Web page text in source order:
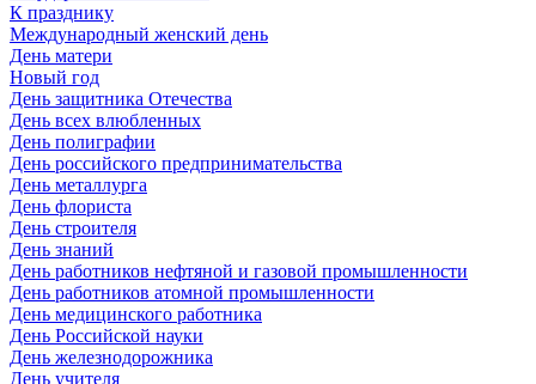
К празднику
Международный женский день
День матери
Новый год
День защитника Отечества
День всех влюбленных
День полиграфии
День российского предпринимательства
День металлурга
День флориста
День строителя
День знаний
День работников нефтяной и газовой промышленности
День работников атомной промышленности
День медицинского работника
День Российской науки
День железнодорожника
День учителя